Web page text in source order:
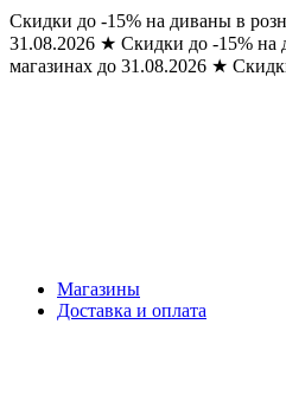
Скидки до -15% на диваны в
31.08.2026 ★ Скидки до -15% на
магазинах до 31.08.2026 ★
Магазины
Доставка и оплата